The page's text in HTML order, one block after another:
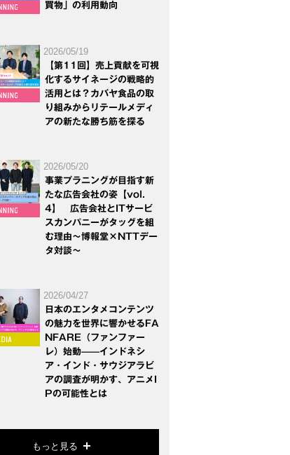
買物」の利用動向
2026/05/19
【第11回】売上貢献を可視
化するサイネージの戦略的
活用とは？カバヤ食品の取
り組みからリテールメディ
アの新たな勝ち筋を探る
2026/05/20
事業プラニングが目指す新
たな広告会社の姿【vol.
4】 広告会社とITサービ
スカンパニーがタッグを組
む理由～博報堂×NTTデー
タ対談～
2026/04/27
日本のエンタメコンテンツ
の魅力を世界に響かせるFA
NFARE（ファンファー
レ）始動——インドネシ
ア・インド・サウジアラビ
アの調査が明かす、アニメI
Pの可能性とは
もっと見る